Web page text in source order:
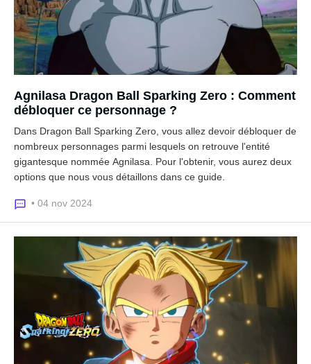
Agnilasa Dragon Ball Sparking Zero : Comment
débloquer ce personnage ?
Dans Dragon Ball Sparking Zero, vous allez devoir débloquer de
nombreux personnages parmi lesquels on retrouve l'entité
gigantesque nommée Agnilasa. Pour l'obtenir, vous aurez deux
options que nous vous détaillons dans ce guide.
• 04 nov 2024